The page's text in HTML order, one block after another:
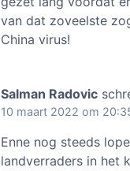
van dat zoveelste
China virus!
Salman Radovic
10 maart 2022 om
Enne nog steeds
landverraders in het